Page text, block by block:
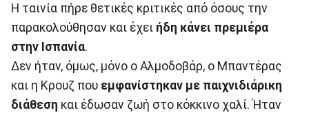
Η ταινία πήρε θετικές κριτικές από όσους την
παρακολούθησαν και έχει ήδη κάνει πρεμιέρα
στην Ισπανία.
Δεν ήταν, όμως, μόνο ο Αλμοδοβάρ, ο Μπαντέρας
και η Κρουζ που εμφανίστηκαν με παιχνιδιάρικη
διάθεση και έδωσαν ζωή στο κόκκινο χαλί. Ήταν